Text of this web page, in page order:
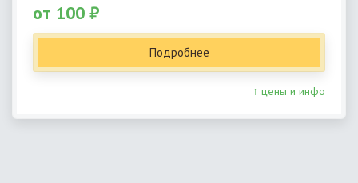
от 100 ₽
Подробнее
↑ цены и инфо